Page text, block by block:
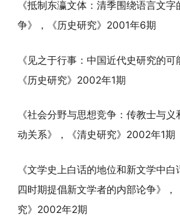
《抵制东瀛文体：清季围绕语言文字
争》，《历史研究》2001年6期
《见之于行事：中国近代史研究的可
《历史研究》2002年1期
《社会分野与思想竞争：传教士与
动关系》，《清史研究》2002年1期
《文学史上白话的地位和新文学中
四时期提倡新文学者的内部论争》，
究》2002年2期